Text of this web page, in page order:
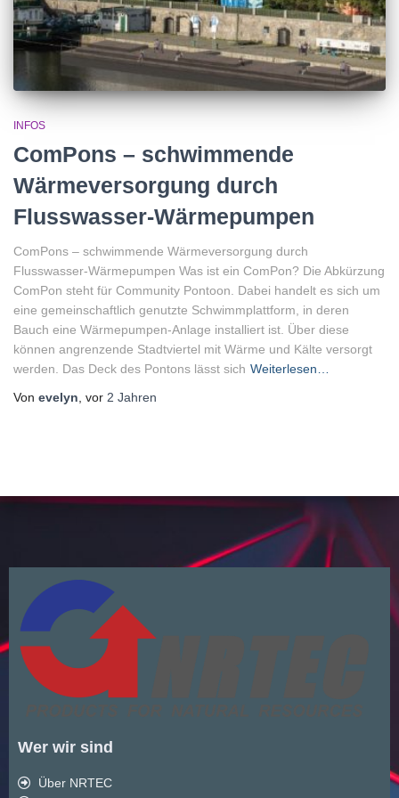
INFOS
ComPons – schwimmende
Wärmeversorgung durch
Flusswasser-Wärmepumpen
ComPons – schwimmende Wärmeversorgung durch
Flusswasser-Wärmepumpen Was ist ein ComPon? Die Abkürzung
ComPon steht für Community Pontoon. Dabei handelt es sich um
eine gemeinschaftlich genutzte Schwimmplattform, in deren
Bauch eine Wärmepumpen-Anlage installiert ist. Über diese
können angrenzende Stadtviertel mit Wärme und Kälte versorgt
werden. Das Deck des Pontons lässt sich Weiterlesen…
Von evelyn , vor 2 Jahren
Wer wir sind
Über NRTEC